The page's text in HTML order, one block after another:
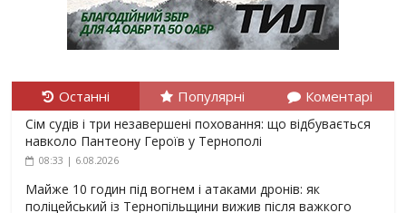
Останні Популярні Коментарі
Сім судів і три незавершені поховання: що відбувається
навколо Пантеону Героїв у Тернополі
08:33 | 6.08.2026
Майже 10 годин під вогнем і атаками дронів: як
поліцейський із Тернопільщини вижив після важкого